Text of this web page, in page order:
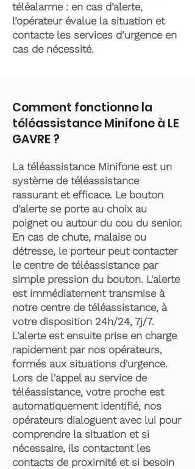
téléalarme : en cas d’alerte,
l’opérateur évalue la situation et
contacte les services d’urgence en
cas de nécessité.
Comment fonctionne la
téléassistance Minifone à LE
GAVRE ?
La téléassistance Minifone est un
système de téléassistance
rassurant et efficace. Le bouton
d’alerte se porte au choix au
poignet ou autour du cou du senior.
En cas de chute, malaise ou
détresse, le porteur peut contacter
le centre de téléassistance par
simple pression du bouton. L'alerte
est immédiatement transmise à
notre centre de téléassistance, à
votre disposition 24h/24, 7j/7.
L’alerte est ensuite prise en charge
rapidement par nos opérateurs,
formés aux situations d'urgence.
Lors de l'appel au service de
téléassistance, votre proche est
automatiquement identifié, nos
opérateurs dialoguent avec lui pour
comprendre la situation et si
nécessaire, ils contactent les
contacts de proximité et si besoin